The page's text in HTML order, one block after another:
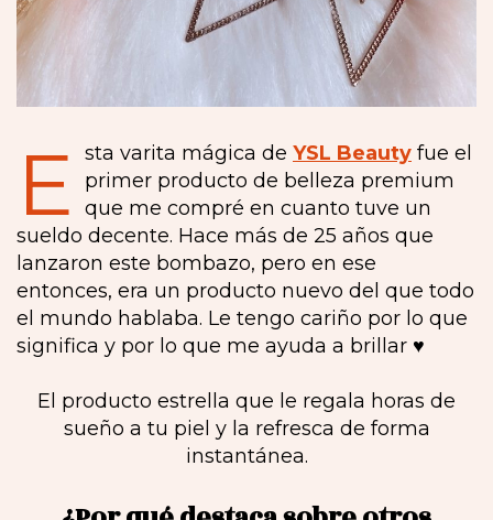
E sta varita mágica de YSL Beauty fue el
primer producto de belleza premium
que me compré en cuanto tuve un
sueldo decente. Hace más de 25 años que
lanzaron este bombazo, pero en ese
entonces, era un producto nuevo del que todo
el mundo hablaba. Le tengo cariño por lo que
significa y por lo que me ayuda a brillar ♥️
El producto estrella que le regala horas de
sueño a tu piel y la refresca de forma
instantánea.